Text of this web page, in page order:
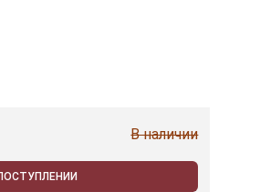
В наличии